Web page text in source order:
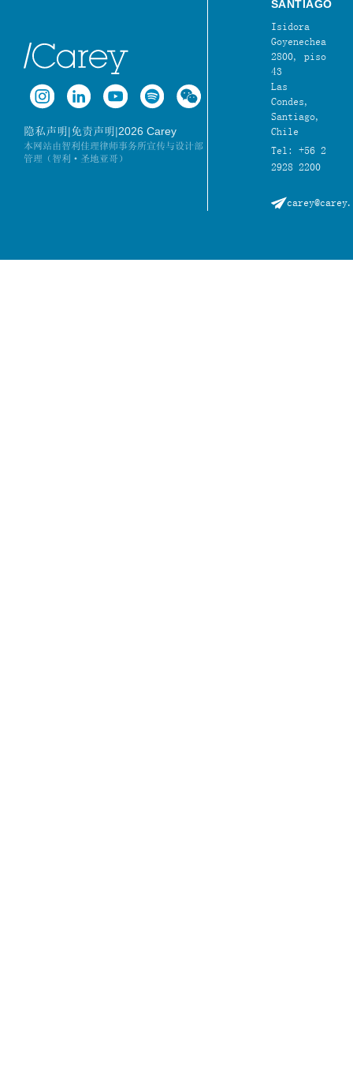
隐私声明|免责声明|2026 Carey
本网站由智利佳理律师事务所宣传与设计部
管理（智利·圣地亚哥）
SANTIAGO
Isidora
Goyenechea
2800, piso
43
Las
Condes,
Santiago,
Chile
Tel: +56 2
2928 2200